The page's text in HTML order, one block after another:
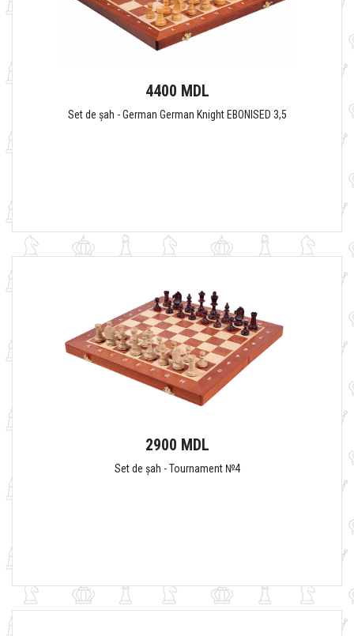
4400 MDL
Set de șah - German German Knight EBONISED 3,5
2900 MDL
Set de șah - Tournament №4